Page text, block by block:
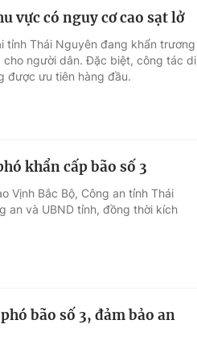
Tuyển sinh
Học trực tuyến
vực có nguy cơ cao sạt lở
Thái Nguyên đang khẩn trương
người dân. Đặc biệt, công tác di
được ưu tiên hàng đầu.
khẩn cấp bão số 3
Vịnh Bắc Bộ, Công an tỉnh Thái
an và UBND tỉnh, đồng thời kích
bão số 3, đảm bảo an